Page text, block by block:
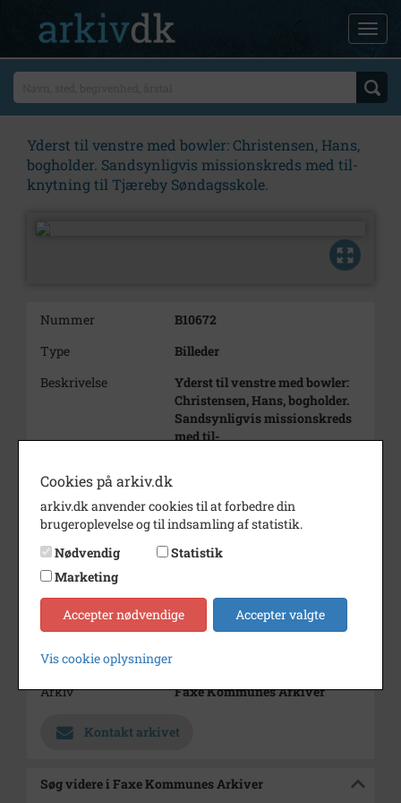
Yderst til venstre med bowler: Christensen, Hans,
bogholder. Sandsynligvis missionskreds med til-
knytning til Tjæreby Søndagsskole.
Nummer
B10672
Type
Billeder
Beskrivelse
Yderst til venstre med bowler:
Christensen, Hans, bogholder.
Sandsynligvis missionskreds
med til-
Periode
1890 - 1915
Dateringsnote
1890-1915
Fotograf
Se på kort
Type
Sogn (1000-2050)
Enhed
Arkiv
Faxe Kommunes Arkiver
Kontakt arkivet
Søg videre i Faxe Kommunes Arkiver
Cookies på arkiv.dk
arkiv.dk anvender cookies til at forbedre din
brugeroplevelse og til indsamling af statistik.
Nødvendig
Statistik
Marketing
Accepter nødvendige Accepter valgte
Vis cookie oplysninger